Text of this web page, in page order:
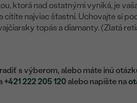
ktorá nad ostatnými vyniká, je
cítite najviac šťastní. Uchovajte si
topás a diamanty. (Zlatá
s výberom, alebo máte inú
+421 222 205 120alebo napíšte na